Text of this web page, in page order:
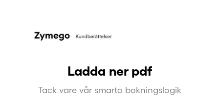
Ladda ner pdf
Tack vare vår smarta bokningslogik